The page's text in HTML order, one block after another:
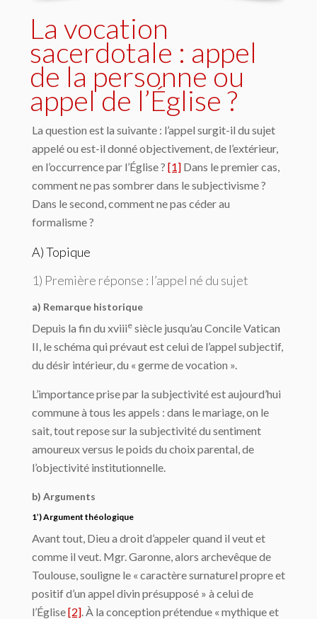
La vocation
sacerdotale : appel
de la personne ou
appel de l’Église ?
La question est la suivante : l’appel surgit-il du sujet
appelé ou est-il donné objectivement, de l’extérieur,
en l’occurrence par l’Église ? [1] Dans le premier cas,
comment ne pas sombrer dans le subjectivisme ?
Dans le second, comment ne pas céder au
formalisme ?
A) Topique
1) Première réponse : l’appel né du sujet
a) Remarque historique
Depuis la fin du xviiie siècle jusqu’au Concile Vatican
II, le schéma qui prévaut est celui de l’appel subjectif,
du désir intérieur, du « germe de vocation ».
L’importance prise par la subjectivité est aujourd’hui
commune à tous les appels : dans le mariage, on le
sait, tout repose sur la subjectivité du sentiment
amoureux versus le poids du choix parental, de
l’objectivité institutionnelle.
b) Arguments
1’) Argument théologique
Avant tout, Dieu a droit d’appeler quand il veut et
comme il veut. Mgr. Garonne, alors archevêque de
Toulouse, souligne le « caractère surnaturel propre et
positif d’un appel divin présupposé » à celui de
l’Église[2] . À la conception prétendue « mythique et